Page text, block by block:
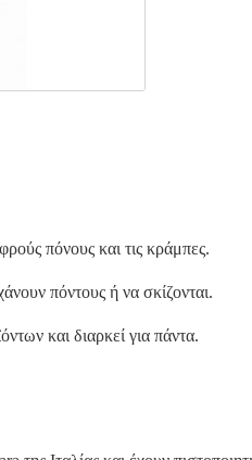
πόνους και τις κράμπες.
πόντους ή να σκίζονται.
και διαρκεί για πάντα.